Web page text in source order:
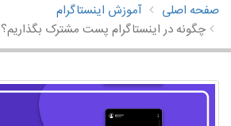
صفحه اصلی
آموزش اینستاگرام
چگونه در اینستاگرام پست مشترک بگذاریم؟